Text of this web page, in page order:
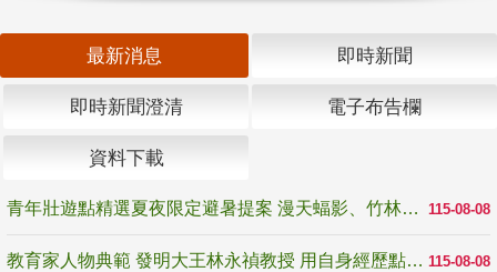
最新消息 即時新聞
即時新聞澄清 電子布告欄
資料下載
115-08-08
青年壯遊點精選夏夜限定避暑提案 漫天蝠影、竹林尋蛙、茶香夜觀 邀青年暮色出發
115-08-08
教育家人物典範 發明大王林永禎教授 用自身經歷點亮學生的路